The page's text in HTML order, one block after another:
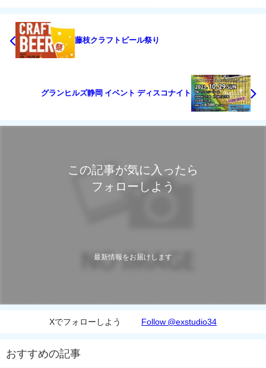
藤枝クラフトビール祭り
グランヒルズ静岡 イベント ディスコナイト
この記事が気に入ったら
フォローしよう
最新情報をお届けします
Xでフォローしよう Follow @exstudio34
おすすめの記事